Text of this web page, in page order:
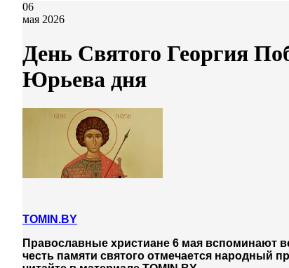
06
мая 2026
День Святого Георгия
Юрьева дня
TOMIN.BY
Православные христиане 6 мая вспоминают
честь памяти святого отмечается народный